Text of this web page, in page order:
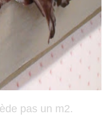
pas un m2.